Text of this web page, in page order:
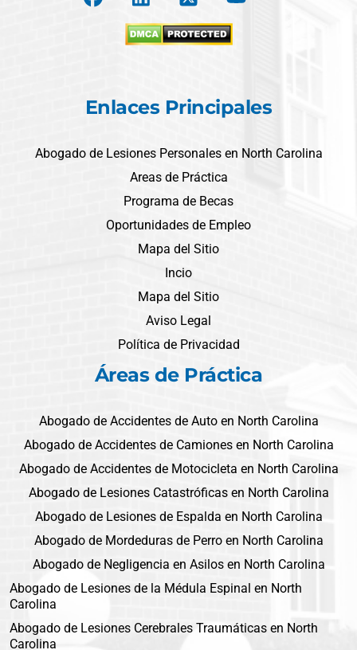
Enlaces Principales
Abogado de Lesiones Personales en North Carolina
Areas de Práctica
Programa de Becas
Oportunidades de Empleo
Mapa del Sitio
Incio
Mapa del Sitio
Aviso Legal
Política de Privacidad
Áreas de Práctica
Abogado de Accidentes de Auto en North Carolina
Abogado de Accidentes de Camiones en North Carolina
Abogado de Accidentes de Motocicleta en North Carolina
Abogado de Lesiones Catastróficas en North Carolina
Abogado de Lesiones de Espalda en North Carolina
Abogado de Mordeduras de Perro en North Carolina
Abogado de Negligencia en Asilos en North Carolina
Abogado de Lesiones de la Médula Espinal en North
Carolina
Abogado de Lesiones Cerebrales Traumáticas en North
Carolina